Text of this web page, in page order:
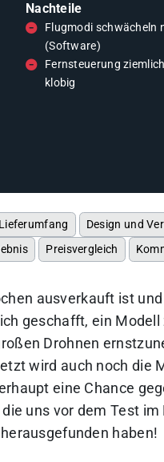
Nachteile
Flugmodi schwächeln
(Software)
Fernsteuerung
klobig
Design und
Preisvergleich
ausverkauft ist
geschafft, ein
Drohnen
wird auch noch die
eine Chance
uns vor dem Test
haben!